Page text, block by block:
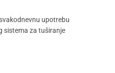
upotrebu
sistema za tuširanje